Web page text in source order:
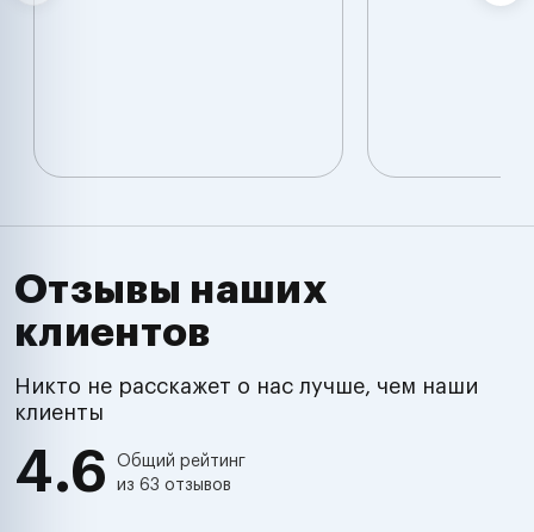
Отзывы наших
клиентов
Никто не расскажет о нас лучше, чем наши
клиенты
4.6
Общий рейтинг
из 63 отзывов